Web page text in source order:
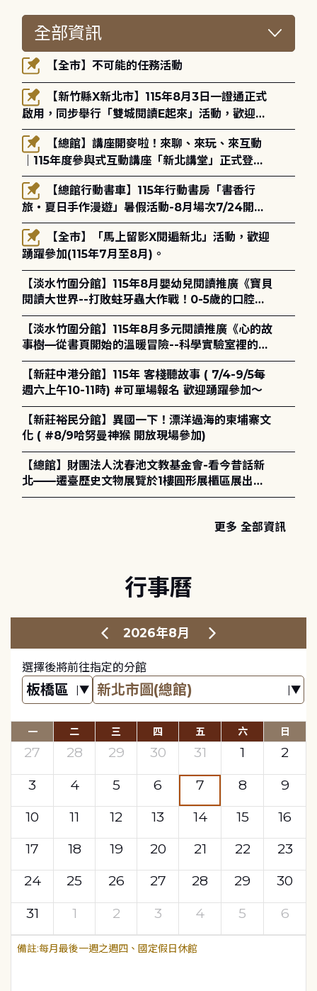
【全市】不可能的任務活動
啟用，同步舉行「雙城閱讀E起來」活動，歡迎踴
躍參加(115年8月3日至10月4日)。
｜115年度參與式互動講座「新北講堂」正式登
場！
旅・夏日手作漫遊」暑假活動-8月場次7/24開始
報名
踴躍參加(115年7月至8月)。
【淡水竹圍分館】115年8月嬰幼兒閱讀推廣《寶貝
閱讀大世界--打敗蛀牙蟲大作戰！0-5歲的口腔照
護全攻略》
【淡水竹圍分館】115年8月多元閱讀推廣《心的故
事樹—從書頁開始的溫暖冒險--科學實驗室裡的放
電章魚》
【新莊中港分館】115年 客棧聽故事 ( 7/4-9/5每
週六上午10-11時) #可單場報名 歡迎踴躍參加～
【新莊裕民分館】異國一下！漂洋過海的柬埔寨文
化 ( #8/9哈努曼神猴 開放現場參加)
【總館】財團法人沈春池文教基金會-看今昔話新
北——遷臺歷史文物展覽於1樓圓形展櫃區展出，
歡迎一同觀展！
更多 全部資訊
行事曆
2026年8月
選擇後將前往指定的分館
一 二 三 四 五 六 日
27 28 29 30 31 1
2
3
4 5 6 7 8
9
10
11 12 13 14 15
16
17
18 19 20 21 22
23
24
25 26 27 28 29
30
31
1 2 3 4 5 6
每月最後一週之週四、國定假日休館